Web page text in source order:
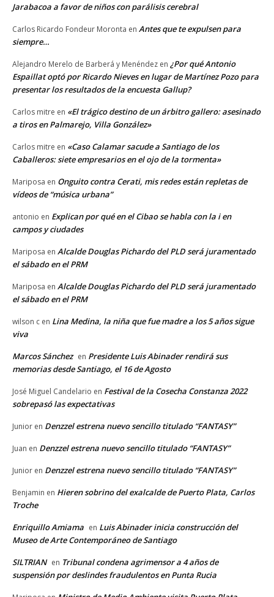
Jarabacoa a favor de niños con parálisis cerebral
Carlos Ricardo Fondeur Moronta en Antes que te expulsen para
siempre…
Alejandro Merelo de Barberá y Menéndez en ¿Por qué Antonio
Espaillat optó por Ricardo Nieves en lugar de Martínez Pozo para
presentar los resultados de la encuesta Gallup?
Carlos mitre en «El trágico destino de un árbitro gallero: asesinado
a tiros en Palmarejo, Villa González»
Carlos mitre en «Caso Calamar sacude a Santiago de los
Caballeros: siete empresarios en el ojo de la tormenta»
Mariposa en Onguito contra Cerati, mis redes están repletas de
vídeos de “música urbana”
antonio en Explican por qué en el Cibao se habla con la i en
campos y ciudades
Mariposa en Alcalde Douglas Pichardo del PLD será juramentado
el sábado en el PRM
Mariposa en Alcalde Douglas Pichardo del PLD será juramentado
el sábado en el PRM
wilson c en Lina Medina, la niña que fue madre a los 5 años sigue
viva
Marcos Sánchez en Presidente Luis Abinader rendirá sus
memorias desde Santiago, el 16 de Agosto
José Miguel Candelario en Festival de la Cosecha Constanza 2022
sobrepasó las expectativas
Junior en Denzzel estrena nuevo sencillo titulado “FANTASY”
Juan en Denzzel estrena nuevo sencillo titulado “FANTASY”
Junior en Denzzel estrena nuevo sencillo titulado “FANTASY”
Benjamin en Hieren sobrino del exalcalde de Puerto Plata, Carlos
Troche
Enriquillo Amiama en Luis Abinader inicia construcción del
Museo de Arte Contemporáneo de Santiago
SILTRIAN en Tribunal condena agrimensor a 4 años de
suspensión por deslindes fraudulentos en Punta Rucia